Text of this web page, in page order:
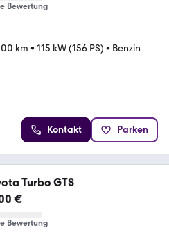
Bewertung
km • 115 kW (156 PS) • Benzin
Kontakt Parken
Turbo GTS
€
Bewertung